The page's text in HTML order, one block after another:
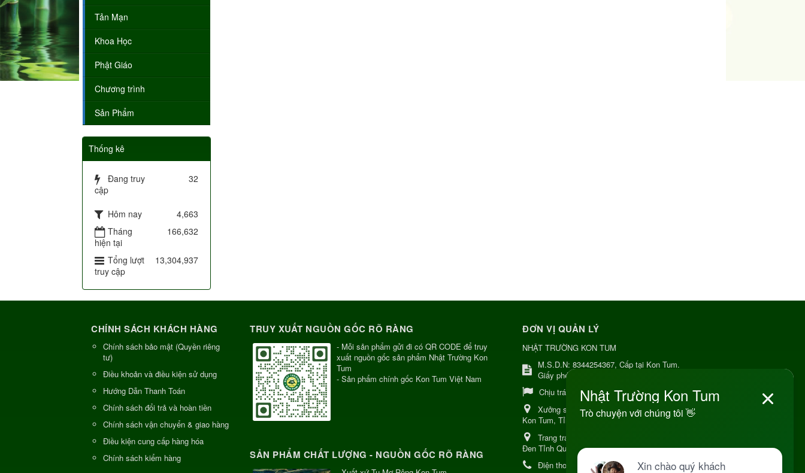
Tản Mạn
Khoa Học
Phật Giáo
Chương trình
Sản Phẩm
Thống kê
Đang truy
cập
32
Hôm nay
4,663
Tháng
hiện tại
166,632
Tổng lượt
truy cập
13,304,937
CHÍNH SÁCH KHÁCH HÀNG
Chính sách bảo mật (Quyền riêng
tư)
Điều khoản và điều kiện sử dụng
Hướng Dẫn Thanh Toán
Chính sách đổi trả và hoàn tiền
Chính sách vận chuyển & giao hàng
Điều kiện cung cấp hàng hóa
Chính sách kiểm hàng
TRUY XUẤT NGUỒN GỐC RÕ RÀNG
- Mỗi sản phẩm gửi đi có QR CODE để truy
xuất nguồn gốc sản phẩm Nhật Trường Kon
Tum
- Sản phẩm chính gốc Kon Tum Việt Nam
SẢN PHẨM CHẤT LƯỢNG - NGUỒN GỐC RÕ RÀNG
ĐƠN VỊ QUẢN LÝ
NHẬT TRƯỜNG KON TUM
M.S.D.N: 8344254367, Cấp tại Kon Tum.
Giấy phép số: Số 38A.8009409/HKD
Chịu trách nhiệm:Chủ cơ sở Nguyễn Nhật Trường
Xưởng sản xuất:34 Lý Thường Kiệt, Tổ 6, Phường
Kon Tum, Tỉnh Quảng Ngải
Trang trại Dược Liệu Hữu Cơ:
Đen Tỉnh Quảng Ngãi
Điện thoại:
+84 906968923